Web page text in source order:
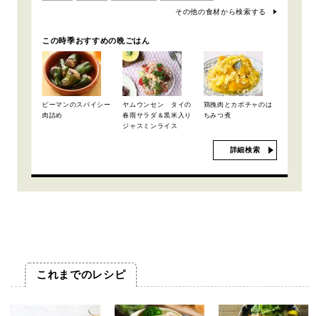
その他の食材から検索する
この時季おすすめの晩ごはん
ピーマンのスパイシー
肉詰め
ヤムウンセン タイの
春雨サラダ＆黒米入り
ジャスミンライス
鶏挽肉とカボチャのは
ちみつ煮
詳細検索
これまでのレシピ